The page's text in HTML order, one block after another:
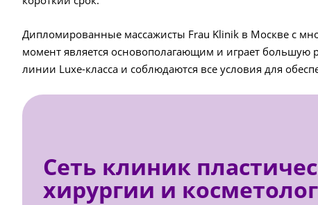
Дипломированные массажисты Frau Klinik в Москве с
момент является основополагающим и играет большую
линии Luxe-класса и соблюдаются все условия для
Сеть клиник
хирургии и